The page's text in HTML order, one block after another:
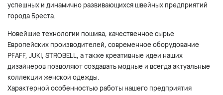
успешных и динамично развивающихся швейных предприятий
города Бреста.
Новейшие технологии пошива, качественное сырье
Европейских производителей, современное оборудование
PFAFF, JUKI, STROBELL, а также креативные идеи наших
дизайнеров позволяют создавать модные и всегда актуальные
коллекции женской одежды.
Характерной особенностью работы нашего предприятия